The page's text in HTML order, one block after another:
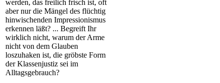
werden, das freilich frisch ist, oft
aber nur die Mängel des flüchtig
hinwischenden Impressionismus
erkennen läßt? ... Begreift Ihr
wirklich nicht, warum der Arme
nicht von dem Glauben
loszuhaken ist, die gröbste Form
der Klassenjustiz sei im
Alltagsgebrauch?